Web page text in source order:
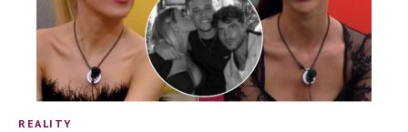
REALITY